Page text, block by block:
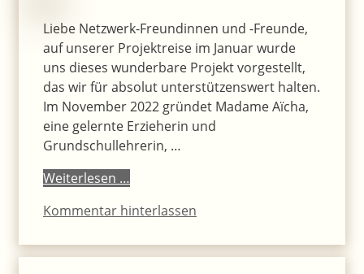
Liebe Netzwerk-Freundinnen und -Freunde,
auf unserer Projektreise im Januar wurde
uns dieses wunderbare Projekt vorgestellt,
das wir für absolut unterstützenswert halten.
Im November 2022 gründet Madame Aïcha,
eine gelernte Erzieherin und
Grundschullehrerin, …
Weiterlesen …
Kommentar hinterlassen